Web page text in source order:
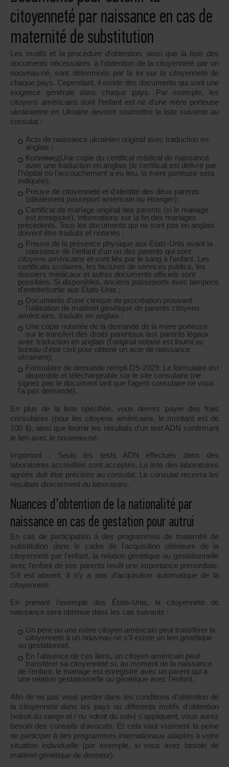
citoyenneté par naissance en cas de
maternité de substitution
Les motifs et la procédure d'obtention, ainsi que la liste des
documents nécessaires à l'obtention de la citoyenneté par un
nouveau-né, sont déterminés par la loi sur la citoyenneté de
chaque pays. Cependant, il existe des documents qui sont une
exigence générale dans chaque pays. Par exemple, les
citoyens américains dont l'enfant est né d'une mère porteuse
ukrainienne en Ukraine devront soumettre la liste suivante au
consulat :
Acte de naissance ukrainien original avec traduction en
anglais ;
КопиямедUne copie du certificat médical de naissance
avec une traduction en anglais (le certificat est délivré par
l'hôpital où l'accouchement a eu lieu, la mère porteuse sera
indiquée);
Preuve de citoyenneté et d'identité des deux parents
(idéalement passeport américain ou étranger);
Certificat de mariage original des parents (si le mariage
est enregistré), informations sur la fin des mariages
précédents. Tous les documents qui ne sont pas en anglais
doivent être traduits et notariés ;
Preuve de la présence physique aux États-Unis avant la
naissance de l'enfant d'un ou des parents qui sont
citoyens américains et sont liés par le sang à l'enfant. Les
certificats scolaires, les factures de services publics, les
dossiers médicaux et autres documents officiels sont
possibles. Si disponibles, anciens passeports avec tampons
d'entrée/sortie aux États-Unis ;
Documents d'une clinique de procréation prouvant
l'utilisation de matériel génétique de parents citoyens
américains, traduits en anglais ;
Une copie notariée de la demande de la mère porteuse
sur le transfert des droits parentaux aux parents légaux
avec traduction en anglais (l'original notarié est fourni au
bureau d'état civil pour obtenir un acte de naissance
ukrainien);
Formulaire de demande rempli DS-2029. Le formulaire est
disponible et téléchargeable sur le site consulaire (ne
signez pas le document tant que l'agent consulaire ne vous
l'a pas demandé).
En plus de la liste spécifiée, vous devrez payer des frais
consulaires (pour les citoyens américains, le montant est de
100 $), ainsi que fournir les résultats d'un test ADN confirmant
le lien avec le nouveau-né.
Important : Seuls les tests ADN effectués dans des
laboratoires accrédités sont acceptés. La liste des laboratoires
agréés doit être précisée au consulat. Le consulat recevra les
résultats directement du laboratoire.
Nuances d'obtention de la nationalité par
naissance en cas de gestation pour autrui
En cas de participation à des programmes de maternité de
substitution dans le cadre de l'acquisition ultérieure de la
citoyenneté par l'enfant, la relation génétique ou gestationnelle
avec l'enfant de ses parents revêt une importance primordiale.
S'il est absent, il n'y a pas d'acquisition automatique de la
citoyenneté.
En prenant l'exemple des États-Unis, la citoyenneté de
naissance sera obtenue dans les cas suivants :
Un père ou une mère citoyen américain peut transférer la
citoyenneté à un nouveau-né s'il existe un lien génétique
ou gestationnel.
En l'absence de ces liens, un citoyen américain peut
transférer sa citoyenneté si, au moment de la naissance
de l'enfant, le mariage est enregistré avec un parent qui a
une relation gestationnelle ou génétique avec l'enfant.
Afin de ne pas vous perdre dans les conditions d'obtention de
la citoyenneté dans les pays où différents motifs d'obtention
(«droit du sang» et / ou «droit du sol») s'appliquent, vous aurez
besoin des conseils d'avocats. Et cela vaut vraiment la peine
de participer à des programmes internationaux adaptés à votre
situation individuelle (par exemple, si vous avez besoin de
matériel génétique de donneur).